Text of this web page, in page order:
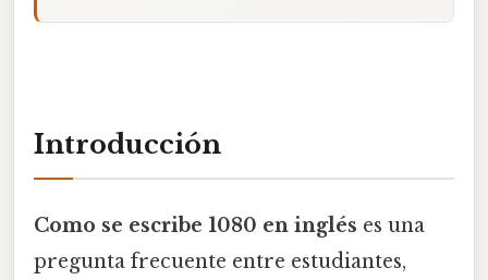
Introducción
Como se escribe 1080 en inglés es una
pregunta frecuente entre estudiantes,